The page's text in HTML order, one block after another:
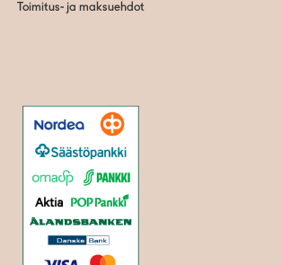
Toimitus- ja maksuehdot